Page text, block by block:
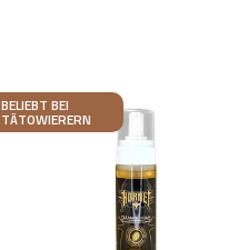
BELIEBT BEI
TÄTOWIERERN